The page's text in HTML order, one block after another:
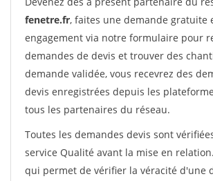
fenetre.fr, faites une demande gratuite
engagement via notre formulaire pour
demandes de devis et trouver des
demande validée, vous recevrez des
devis enregistrées depuis les
tous les partenaires du réseau.
Toutes les demandes devis sont
service Qualité avant la mise en
qui permet de vérifier la véracité d'une